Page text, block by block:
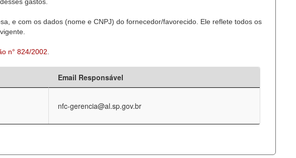
e com os dados (nome e CNPJ) do fornecedor/favorecido. Ele reflete todos os
n° 824/2002
Email Responsável
nfc-gerencia@al.sp.gov.br